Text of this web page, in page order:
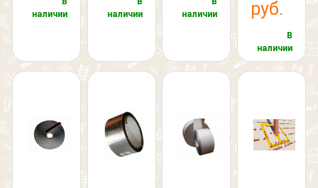
наличии
наличии
наличии
руб.
В
наличии